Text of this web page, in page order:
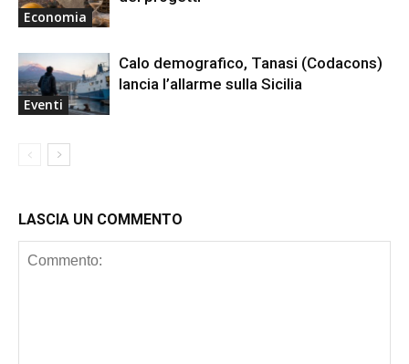
Economia
Eventi
Calo demografico, Tanasi (Codacons)
lancia l’allarme sulla Sicilia
LASCIA UN COMMENTO